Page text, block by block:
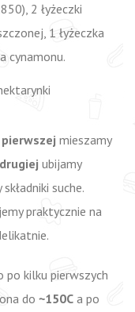
2 łyżeczki
1 łyżeczka
cynamonu.
pierwszej mieszamy
ubijamy
suche.
praktycznie na
po kilku pierwszych
do ~150C a po